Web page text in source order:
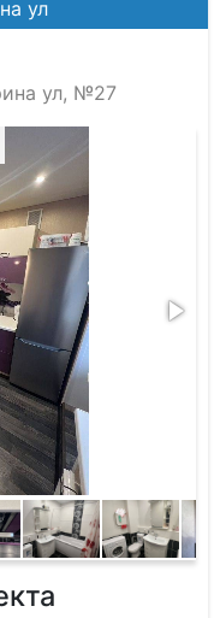
ул
ул, №27